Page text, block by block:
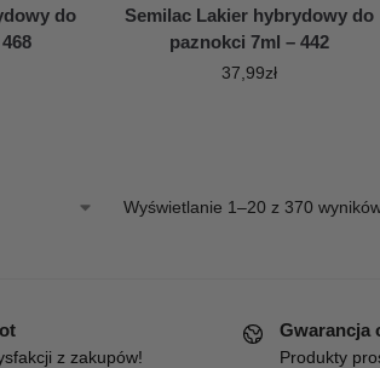
do
Semilac Lakier hybrydowy do
paznokci 7ml – 442
37,99zł
Wyświetlanie 1–20 z 370
z zakupów!
Gwarancja
Produkty